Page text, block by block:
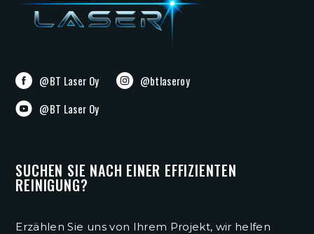
@BT Laser Oy
@btlaseroy
@BT Laser Oy
SUCHEN SIE NACH EINER EFFIZIENTEN
REINIGUNG?
Erzählen Sie uns von Ihrem Projekt, wir helfen